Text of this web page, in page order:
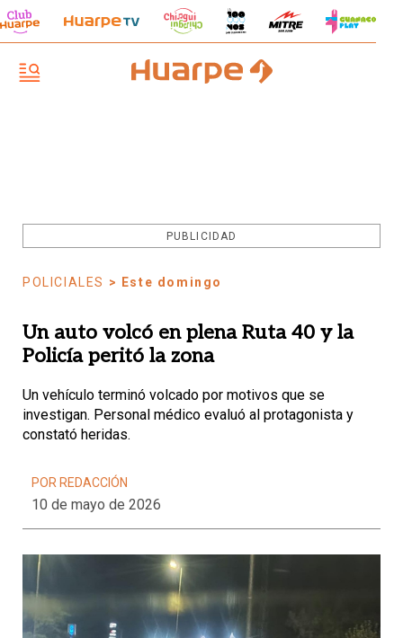
PUBLICIDAD
POLICIALES > Este domingo
Un auto volcó en plena Ruta 40 y la
Policía peritó la zona
Un vehículo terminó volcado por motivos que se
investigan. Personal médico evaluó al protagonista y
constató heridas.
POR REDACCIÓN
10 de mayo de 2026